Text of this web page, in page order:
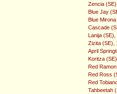
Zencia
Blue Jay
Blue
Cascade
Lanija
Zizita (SE),
April
Koritza
Red
Red Ross
Red
Tahbeetah